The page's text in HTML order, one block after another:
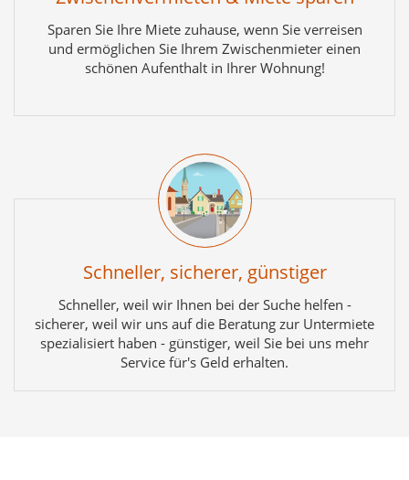
Sparen Sie Ihre Miete zuhause, wenn Sie verreisen
und ermöglichen Sie Ihrem Zwischenmieter einen
schönen Aufenthalt in Ihrer Wohnung!
Schneller, sicherer, günstiger
Schneller, weil wir Ihnen bei der Suche helfen -
sicherer, weil wir uns auf die Beratung zur Untermiete
spezialisiert haben - günstiger, weil Sie bei uns mehr
Service für's Geld erhalten.